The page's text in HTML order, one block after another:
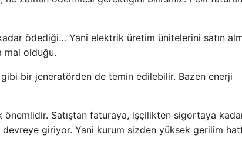
ödediği… Yani elektrik üretim ünitelerini satın
mal olduğu.
bir jeneratörden de temin edilebilir. Bazen enerji
önemlidir. Satıştan faturaya, işçilikten sigortaya
giriyor. Yani kurum sizden yüksek gerilim